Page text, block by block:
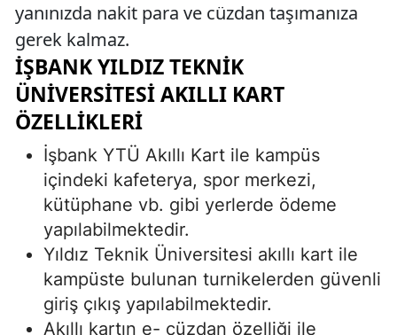
yanınızda nakit para ve cüzdan taşımanıza
gerek kalmaz.
İŞBANK YILDIZ TEKNIK
ÜNIVERSITESI AKILLI KART
ÖZELLIKLERI
İşbank YTÜ Akıllı Kart ile kampüs
içindeki kafeterya, spor merkezi,
kütüphane vb. gibi yerlerde ödeme
yapılabilmektedir.
Yıldız Teknik Üniversitesi akıllı kart ile
kampüste bulunan turnikelerden güvenli
giriş çıkış yapılabilmektedir.
Akıllı kartın e- cüzdan özelliği ile